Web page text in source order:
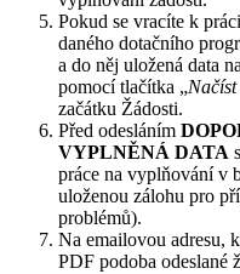
Pokud se vracíte k
daného dotačního
a do něj uložená data
pomocí tlačítka „
začátku Žádosti.
Před odesláním
VYPLNĚNÁ DATA
práce na vyplňování v
uloženou zálohu pro
problémů).
Na emailovou adresu,
PDF podoba odeslané